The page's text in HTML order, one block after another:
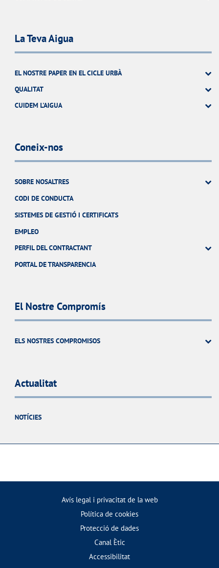
La Teva Aigua
EL NOSTRE PAPER EN EL CICLE URBÀ
QUALITAT
CUIDEM L'AIGUA
Coneix-nos
SOBRE NOSALTRES
CODI DE CONDUCTA
SISTEMES DE GESTIÓ I CERTIFICATS
EMPLEO
PERFIL DEL CONTRACTANT
PORTAL DE TRANSPARENCIA
El Nostre Compromís
ELS NOSTRES COMPROMISOS
Actualitat
NOTÍCIES
Avís legal i privacitat de la web
Política de cookies
Protecció de dades
Canal Ètic
Accessibilitat